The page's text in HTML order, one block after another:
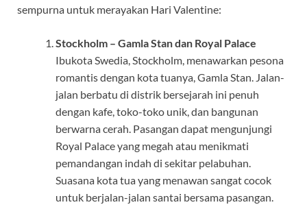
sempurna untuk merayakan Hari Valentine:
Stockholm – Gamla Stan dan Royal Palace
Ibukota Swedia, Stockholm, menawarkan pesona
romantis dengan kota tuanya, Gamla Stan. Jalan-
jalan berbatu di distrik bersejarah ini penuh
dengan kafe, toko-toko unik, dan bangunan
berwarna cerah. Pasangan dapat mengunjungi
Royal Palace yang megah atau menikmati
pemandangan indah di sekitar pelabuhan.
Suasana kota tua yang menawan sangat cocok
untuk berjalan-jalan santai bersama pasangan.